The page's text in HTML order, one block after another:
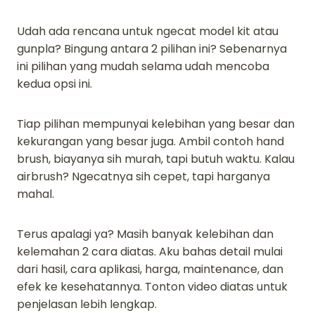
Udah ada rencana untuk ngecat model kit atau
gunpla? Bingung antara 2 pilihan ini? Sebenarnya
ini pilihan yang mudah selama udah mencoba
kedua opsi ini.
Tiap pilihan mempunyai kelebihan yang besar dan
kekurangan yang besar juga. Ambil contoh hand
brush, biayanya sih murah, tapi butuh waktu. Kalau
airbrush? Ngecatnya sih cepet, tapi harganya
mahal.
Terus apalagi ya? Masih banyak kelebihan dan
kelemahan 2 cara diatas. Aku bahas detail mulai
dari hasil, cara aplikasi, harga, maintenance, dan
efek ke kesehatannya. Tonton video diatas untuk
penjelasan lebih lengkap.